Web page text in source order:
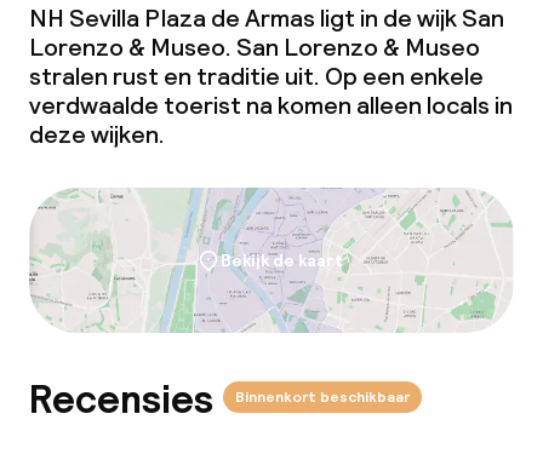
Schoonmaakvoorzieningen
Wasservice
Zakelijke faciliteiten
Conferentieruimte
Vergaderruimte
Kleine huisdieren toegestaan (minder
NH Sevilla Plaza de Armas ligt in de wijk San
Lorenzo & Museo. San Lorenzo & Museo
stralen rust en traditie uit. Op een enkele
verdwaalde toerist na komen alleen locals in
deze wijken.
Bekijk de kaart
Recensies Binnenkort beschikbaar